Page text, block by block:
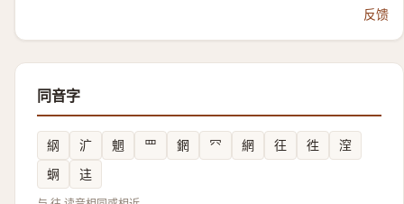
反馈
同音字
䋄 㲿 魍 罒 龬 㓁 網 彺 徃
㴏
蛧
迬